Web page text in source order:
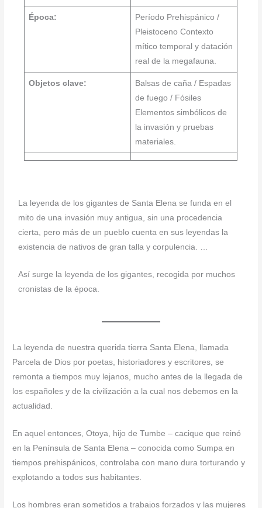
Época:
Período Prehispánico /
Pleistoceno Contexto
mítico temporal y datación
real de la megafauna.
Objetos clave:
Balsas de caña / Espadas
de fuego / Fósiles
Elementos simbólicos de
la invasión y pruebas
materiales.
La leyenda de los gigantes de Santa Elena se funda en el
mito de una invasión muy antigua, sin una procedencia
cierta, pero más de un pueblo cuenta en sus leyendas la
existencia de nativos de gran talla y corpulencia. …
Así surge la leyenda de los gigantes, recogida por muchos
cronistas de la época.
La leyenda de nuestra querida tierra Santa Elena, llamada
Parcela de Dios por poetas, historiadores y escritores, se
remonta a tiempos muy lejanos, mucho antes de la llegada de
los españoles y de la civilización a la cual nos debemos en la
actualidad.
En aquel entonces, Otoya, hijo de Tumbe – cacique que reinó
en la Península de Santa Elena – conocida como Sumpa en
tiempos prehispánicos, controlaba con mano dura torturando y
explotando a todos sus habitantes.
Los hombres eran sometidos a trabajos forzados y las mujeres